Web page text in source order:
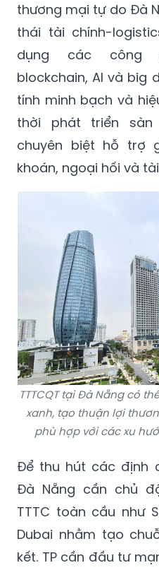
thương mại tự do Đà
thái tài chính-
dụng các công
blockchain, AI và big
tính minh bạch và
thời phát triển
chuyên biệt hỗ trợ
khoán, ngoại hối và
TTTCQT tại Đà Nẵng có
xanh, tạo thuận lợi
phù hợp với các xu
Để thu hút các định
Đà Nẵng cần chủ
TTTC toàn cầu như
Dubai nhằm tạo
kết. TP cần đầu tư